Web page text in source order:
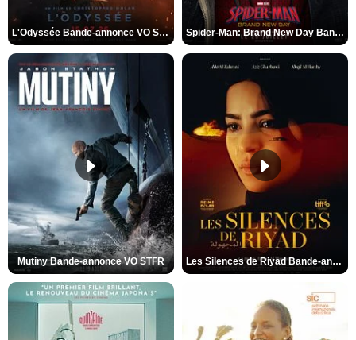
L'Odyssée Bande-annonce VO STFR Spider-Man: Brand New Day Bande-annonce VO STFR
Mutiny Bande-annonce VO STFR Les Silences de Riyad Bande-annonce VO STFR